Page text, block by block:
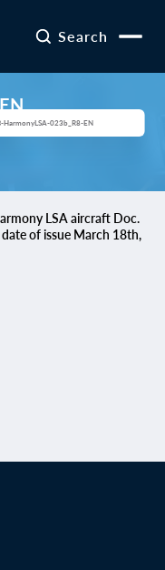
Search
HarmonyLSA-023b_R8-EN
LSA aircraft Doc.
of issue March 18th,